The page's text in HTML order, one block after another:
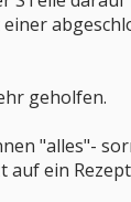
geholfen.
"alles"-
ein